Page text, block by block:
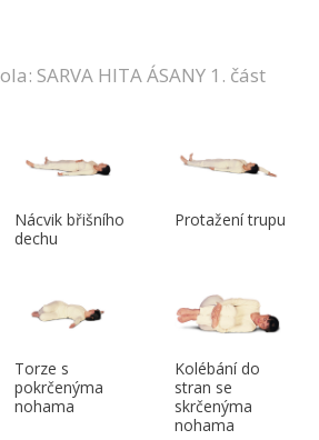
SARVA HITA ÁSANY 1. část
Nácvik břišního
dechu
Protažení trupu
Torze s
pokrčenýma
nohama
Kolébání do
stran se
skrčenýma
nohama